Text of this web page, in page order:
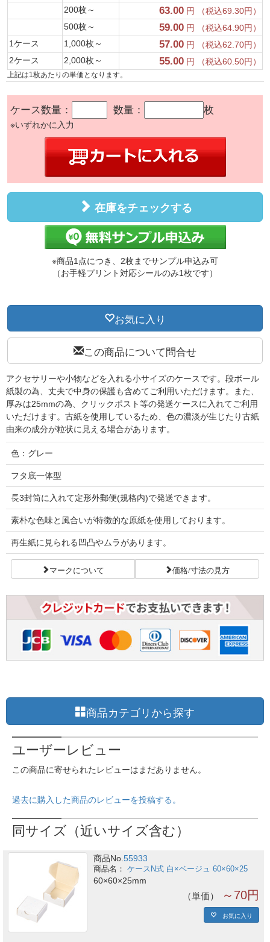
200枚～
63.00 円 （税込69.30円）
500枚～
59.00 円 （税込64.90円）
1ケース
1,000枚～ 57.00 円 （税込62.70円）
2ケース
2,000枚～ 55.00 円 （税込60.50円）
上記は1枚あたりの単価となります。
ケース数量： 数量： 枚
※いずれかに入力
在庫をチェックする
※商品1点につき、2枚までサンプル申込み可
（お手軽プリント対応シールのみ1枚です）
お気に入り
この商品について問合せ
アクセサリーや小物などを入れる小サイズのケースです。段ボール
紙製の為、丈夫で中身の保護も含めてご利用いただけます。また、
厚みは25mmの為、クリックポスト等の発送ケースに入れてご利用
いただけます。古紙を使用しているため、色の濃淡が生じたり古紙
由来の成分が粒状に見える場合があります。
色：グレー
フタ底一体型
長3封筒に入れて定形外郵便(規格内)で発送できます。
素朴な色味と風合いが特徴的な原紙を使用しております。
再生紙に見られる凹凸やムラがあります。
マークについて 価格/寸法の見方
商品カテゴリから探す
ユーザーレビュー
この商品に寄せられたレビューはまだありません。
過去に購入した商品のレビューを投稿する。
同サイズ（近いサイズ含む）
商品No.55933
ケースN式 白×ベージュ 60×60×25
60×60×25mm
単価 ～70円
お気に入り